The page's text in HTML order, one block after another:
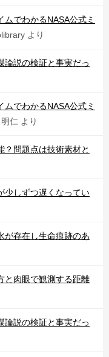
でわかるNASA公式ミ
より
論説の検証と事実だっ
でわかるNASA公式ミ
仁 より
？問題点は技術素材と
少しずつ遅くなってい
が存在し生命痕跡のあ
と肉眼で観測する距離
論説の検証と事実だっ